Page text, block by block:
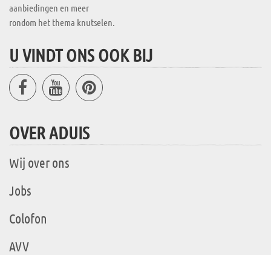
aanbiedingen en meer
rondom het thema knutselen.
U VINDT ONS OOK BIJ
OVER ADUIS
Wij over ons
Jobs
Colofon
AVV